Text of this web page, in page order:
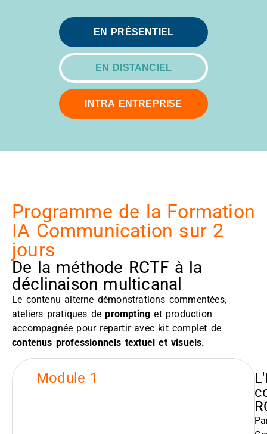
EN PRÉSENTIEL
EN DISTANCIEL
INTRA ENTREPRISE
Programme de la Formation
IA Communication sur 2
jours
De la méthode RCTF à la
déclinaison multicanal
Le contenu alterne démonstrations commentées,
ateliers pratiques deprompting et production
accompagnée pour repartir avec kit complet de
contenus professionnels textuel et visuels.
Module 1